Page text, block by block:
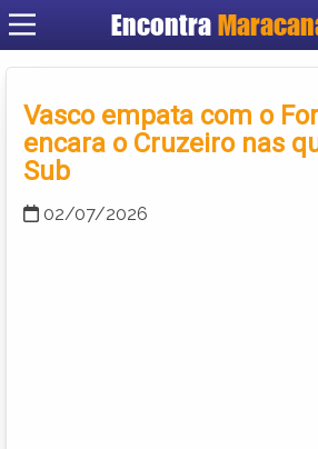
Encontra
Cadastrar
Criar conta
Vasco empata com o
encara o Cruzeiro nas
Sub
02/07/2026